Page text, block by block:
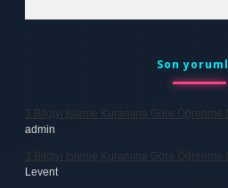
Son
3 Bilgiyi Işleme Kuramına Göre Öğrenme
admin
3 Bilgiyi Işleme Kuramına Göre Öğrenme
Levent